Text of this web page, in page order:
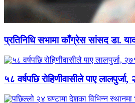
प्रतिनिधि सभामा काँग्रेस सांसद डा.
५८ वर्षपछि रोहिणीवासीले पाए लालपुर्जा,